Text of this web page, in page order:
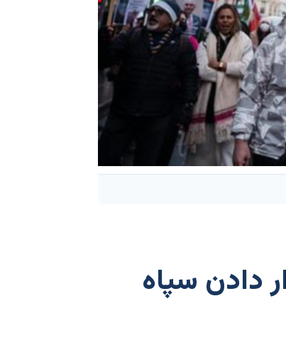
دادن سپاه